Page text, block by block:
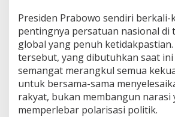
Presiden Prabowo sendiri berkali-
pentingnya persatuan nasional di
global yang penuh
tersebut, yang dibutuhkan saat ini
semangat merangkul semua
untuk bersama-sama
rakyat, bukan membangun narasi
memperlebar polarisasi politik.